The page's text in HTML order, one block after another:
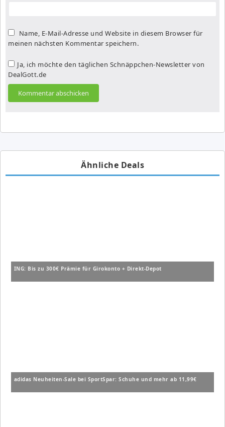
Name, E-Mail-Adresse und Website in diesem Browser für
meinen nächsten Kommentar speichern.
Ja, ich möchte den täglichen Schnäppchen-Newsletter von
DealGott.de
Ähnliche Deals
ING: Bis zu 300€ Prämie für Girokonto + Direkt-Depot
adidas Neuheiten-Sale bei SportSpar: Schuhe und mehr ab 11,99€